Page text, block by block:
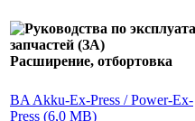
Расширение, отбортовка
BA Akku-Ex-Press / Power-Ex-
Press (6,0 MB)